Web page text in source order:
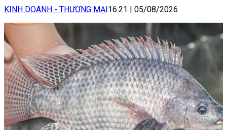
KINH DOANH - THƯƠNG MẠI 16:21 05/08/2026